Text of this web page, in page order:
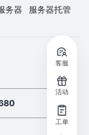
务器
服务器托管
客服
活动
工单